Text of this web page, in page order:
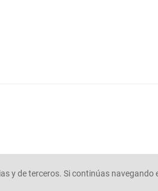
y de terceros. Si continúas
todos los derechos reservados.